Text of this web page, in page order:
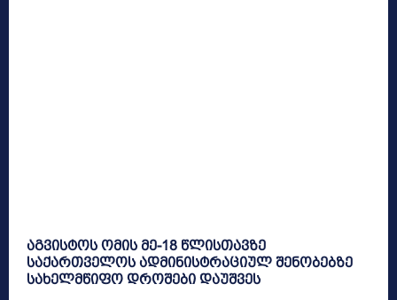
აგვისტოს ომის მე-18 წლისთავზე
საქართველოს ადმინისტრაციულ შენობებზე
სახელმწიფო დროშები დაუშვეს